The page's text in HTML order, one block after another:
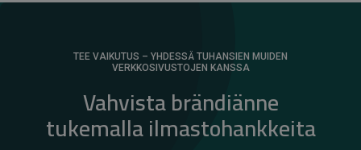
TEE VAIKUTUS – YHDESSÄ TUHANSIEN MUIDEN
VERKKOSIVUSTOJEN KANSSA
Vahvista brändiänne
tukemalla ilmastohankkeita